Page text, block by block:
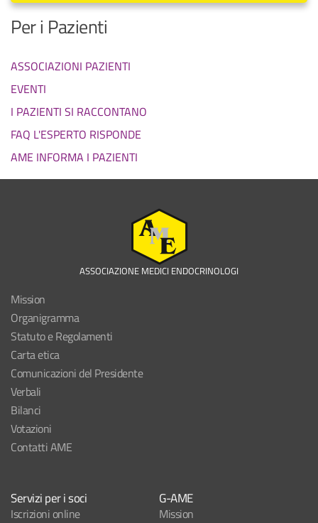
Per i Pazienti
ASSOCIAZIONI PAZIENTI
EVENTI
I PAZIENTI SI RACCONTANO
FAQ L'ESPERTO RISPONDE
AME INFORMA I PAZIENTI
ASSOCIAZIONE MEDICI ENDOCRINOLOGI
Mission
Organigramma
Statuto e Regolamenti
Carta etica
Comunicazioni del Presidente
Verbali
Bilanci
Votazioni
Contatti AME
Servizi per i soci
Iscrizioni online
G-AME
Mission